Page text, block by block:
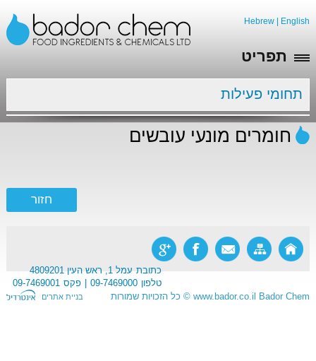
Hebrew English
תפריט
תחומי פעילות
חומרים מונעי עובשים
כתובת עמל 1, ראש העין 4809201
טלפון 09-7469000 פקס 09-7469001
Bador Chem
www.bador.co.il
© כל הזכויות שמורות בניית אתרים